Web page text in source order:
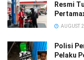
Resmi
AUGUST
Polisi
Pelaku